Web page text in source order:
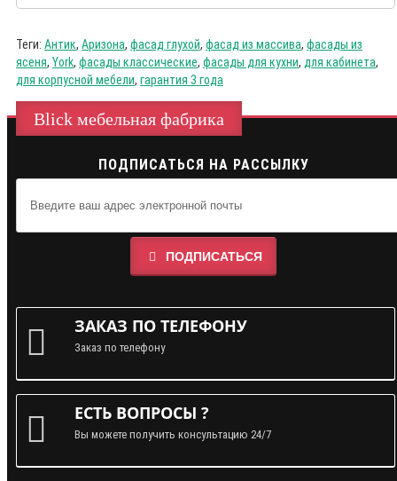
Теги: Антик, Аризона, фасад глухой, фасад из массива, фасады из
ясеня, York, фасады классические, фасады для кухни, для кабинета,
для корпусной мебели, гарантия 3 года
Blick мебельная фабрика
ПОДПИСАТЬСЯ НА РАССЫЛКУ
ПОДПИСАТЬСЯ
ЗАКАЗ ПО ТЕЛЕФОНУ
Заказ по телефону
ЕСТЬ ВОПРОСЫ ?
Вы можете получить консультацию 24/7